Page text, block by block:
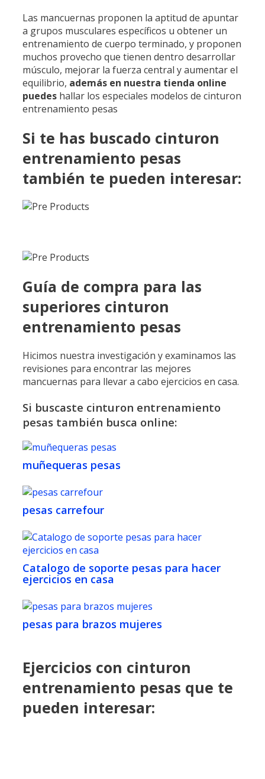
Las mancuernas proponen la aptitud de apuntar
a grupos musculares específicos u obtener un
entrenamiento de cuerpo terminado, y proponen
muchos provecho que tienen dentro desarrollar
músculo, mejorar la fuerza central y aumentar el
equilibrio, además en nuestra tienda online
puedes hallar los especiales modelos de cinturon
entrenamiento pesas
Si te has buscado cinturon
entrenamiento pesas
también te pueden interesar:
Guía de compra para las
superiores cinturon
entrenamiento pesas
Hicimos nuestra investigación y examinamos las
revisiones para encontrar las mejores
mancuernas para llevar a cabo ejercicios en casa.
Si buscaste cinturon entrenamiento
pesas también busca online:
muñequeras pesas
pesas carrefour
Catalogo de soporte pesas para hacer
ejercicios en casa
pesas para brazos mujeres
Ejercicios con cinturon
entrenamiento pesas que te
pueden interesar: